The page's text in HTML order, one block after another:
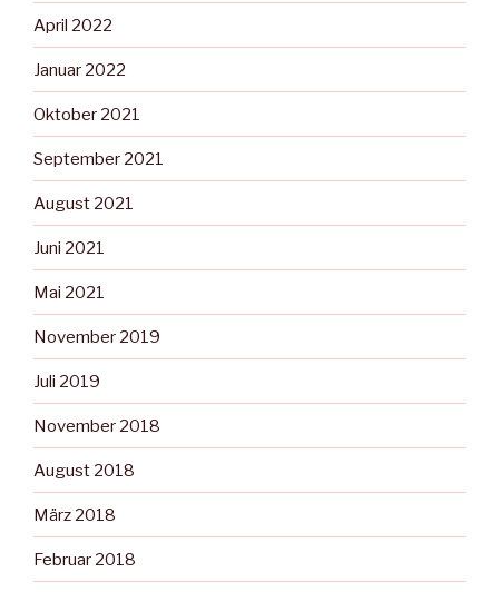
April 2022
Januar 2022
Oktober 2021
September 2021
August 2021
Juni 2021
Mai 2021
November 2019
Juli 2019
November 2018
August 2018
März 2018
Februar 2018